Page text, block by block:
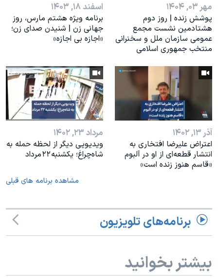
مهر ۰۳, ۱۴۰۴
پوشش زنده | روز دوم
هشتادمین نشست مجمع
عمومی سازمان ملل و سخنرانی
منتخب جمهوری اسلامی
اسفند ۱۸, ۱۴۰۳
برنامه ویژه هشتم مارس، روز
جهانی زن | شنیدن صدای زن؛
«اجازه بی اجازه»
آذر ۱۳, ۱۴۰۲
اعتراض علیرضا افتخاری به
انتشار قطعه‌ای از او در آلبوم
«قاسم هنوز زنده است»
مرداد ۲۳, ۱۴۰۲
ویدیویی دیگر از لحظه حمله به
شاه‌چراغ؛ یکشنبه ۲۲ مرداد
مشاهده برنامه های قبلی
برنامه‌های تلویزیون
بیشتر بخوانید